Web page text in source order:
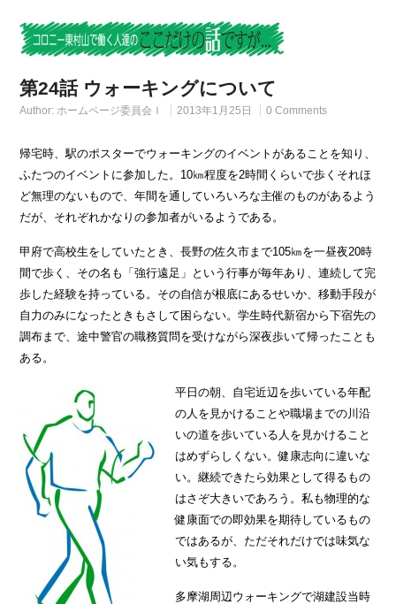
第24話 ウォーキングについて
Author: ホームページ委員会Ｉ 2013年1月25日 0 Comments
帰宅時、駅のポスターでウォーキングのイベントがあることを知り、
ふたつのイベントに参加した。10㎞程度を2時間くらいで歩くそれほ
ど無理のないもので、年間を通していろいろな主催のものがあるよう
だが、それぞれかなりの参加者がいるようである。
甲府で高校生をしていたとき、長野の佐久市まで105㎞を一昼夜20時
間で歩く、その名も「強行遠足」という行事が毎年あり、連続して完
歩した経験を持っている。その自信が根底にあるせいか、移動手段が
自力のみになったときもさして困らない。学生時代新宿から下宿先の
調布まで、途中警官の職務質問を受けながら深夜歩いて帰ったことも
ある。
平日の朝、自宅近辺を歩いている年配
の人を見かけることや職場までの川沿
いの道を歩いている人を見かけること
はめずらしくない。健康志向に違いな
い。継続できたら効果として得るもの
はさぞ大きいであろう。私も物理的な
健康面での即効果を期待しているもの
ではあるが、ただそれだけでは味気な
い気もする。
多摩湖周辺ウォーキングで湖建設当時